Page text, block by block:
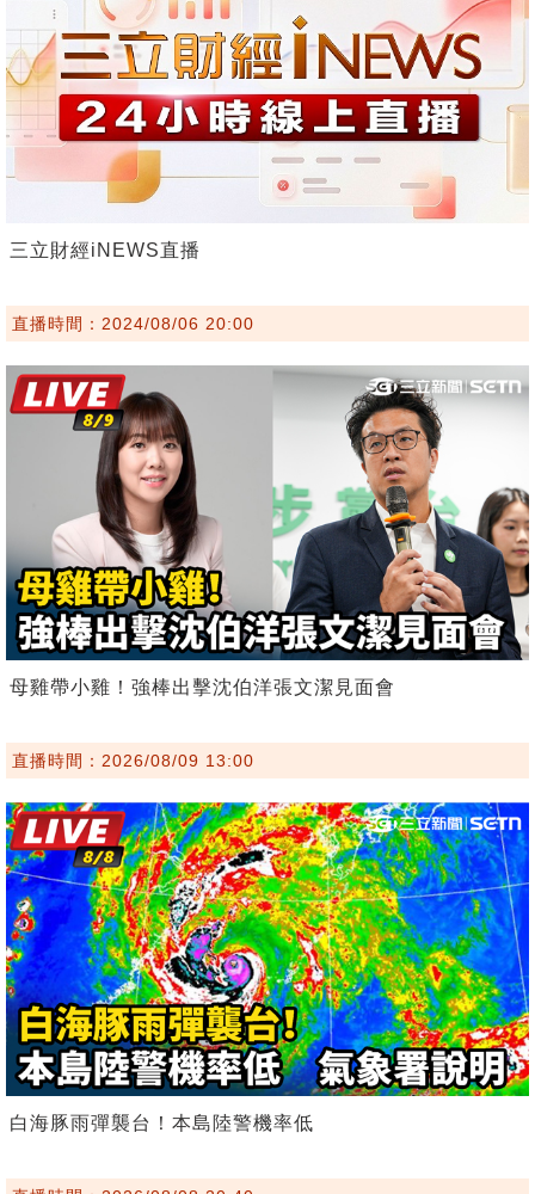
三立財經iNEWS直播
直播時間：2024/08/06 20:00
母雞帶小雞！強棒出擊沈伯洋張文潔見面會
直播時間：2026/08/09 13:00
白海豚雨彈襲台！本島陸警機率低